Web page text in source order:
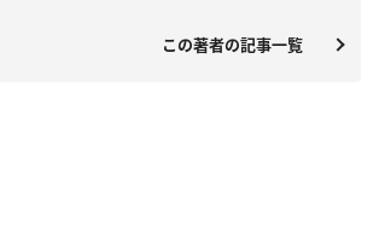
この著者の記事一覧